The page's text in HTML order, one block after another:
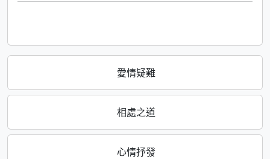
愛情疑難
相處之道
心情抒發